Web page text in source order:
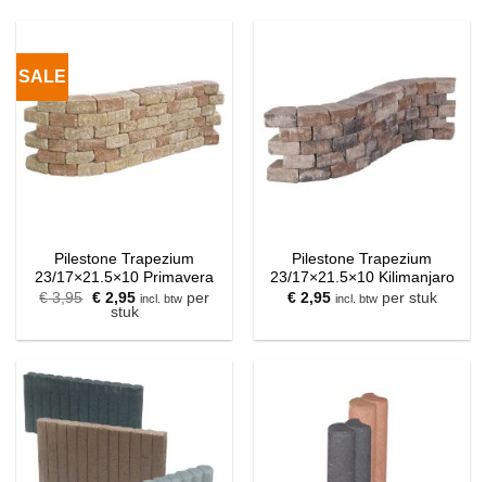
SALE
Pilestone Trapezium
23/17×21.5×10 Primavera
€3,95 Oorspronkelijke
prijs
€ 3,95.
€2,95Huidige
prijs
€ 2,95.
incl. btwper
stuk
Pilestone Trapezium
23/17×21.5×10 Kilimanjaro
€2,95 incl. btwper stuk